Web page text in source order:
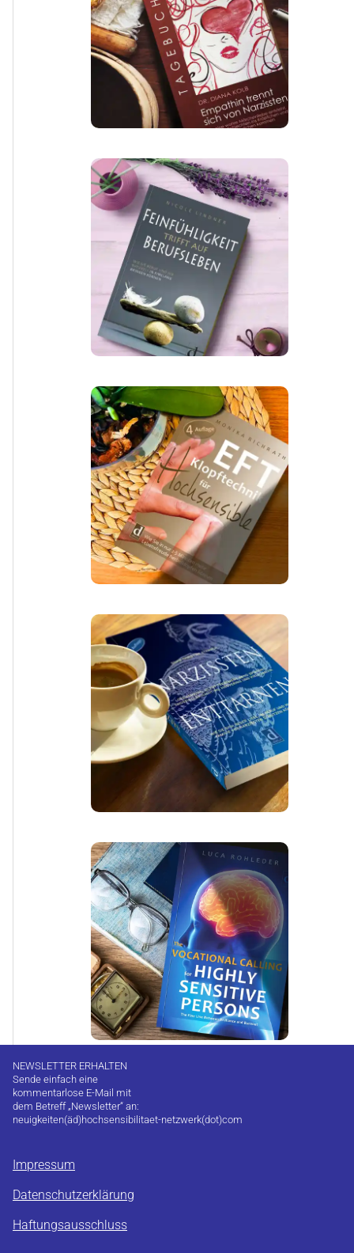
NEWSLETTER ERHALTEN
Sende einfach eine
kommentarlose E-Mail mit
dem Betreff „Newsletter“ an:
neuigkeiten(äd)hochsensibilitaet-netzwerk(dot)com
Impressum
Datenschutzerklärung
Haftungsausschluss